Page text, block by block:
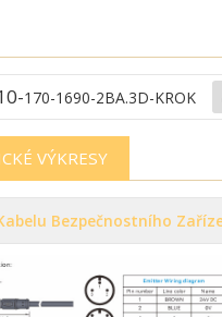
170-1690-2BA.3D-KROK
VÝKRESY
Bezpečnostního